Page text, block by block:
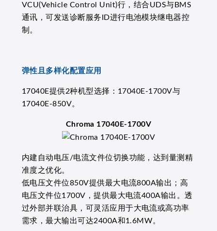
VCU(Vehicle Control Unit)行，结合UDS与BMS
通讯，可发送诊断服务ID进行电池模块继电器控
制。
弹性且多样化配置应用
17040E提供2种机型选择：17040E-1700V与
17040E-850V。
Chroma 17040E-1700V
内建自动电压/电流文件位切换功能，达到量测精
准度之优化。
低电压文件位850V提供最大电流800A输出；高
电压文件位1700V，提供最大电流400A输出。透
过外部并联治具，可灵活应用于大电流或高功率
需求，最大输出可达2400A和1.6MW。